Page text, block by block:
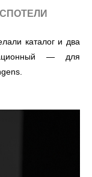
каталог и два
— для